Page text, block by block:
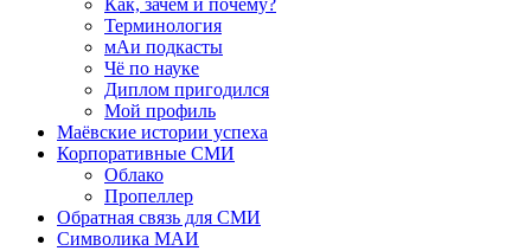
Как, зачем и почему?
Терминология
мАи подкасты
Чё по науке
Диплом пригодился
Мой профиль
Маёвские истории успеха
Корпоративные СМИ
Облако
Пропеллер
Обратная связь для СМИ
Символика МАИ